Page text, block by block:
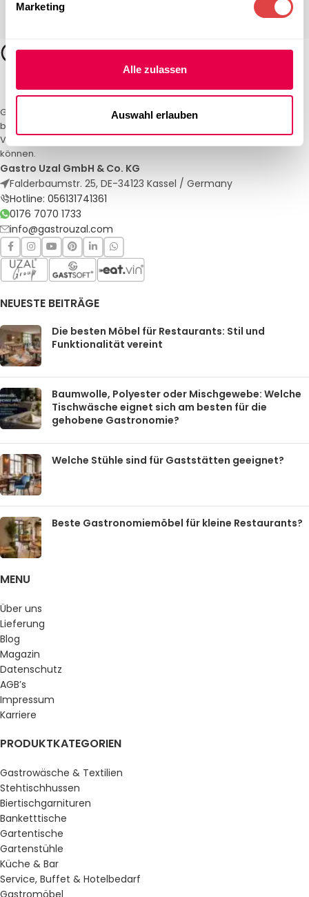
Marketing
Alle zulassen
Auswahl erlauben
Gastro Uzal – Ihr Spezialist für Gastronomiemöbel und -textilien. Wir
bieten maßgeschneiderte Lösungen für Restaurants, Hotels und
Veranstaltungen. Qualität und Service, auf die Sie sich verlassen
können.
Gastro Uzal GmbH & Co. KG
Falderbaumstr. 25, DE-34123 Kassel / Germany
Hotline: 056131741361
0176 7070 1733
info@gastrouzal.com
NEUESTE BEITRÄGE
Die besten Möbel für Restaurants: Stil und
Funktionalität vereint
Baumwolle, Polyester oder Mischgewebe: Welche
Tischwäsche eignet sich am besten für die
gehobene Gastronomie?
Welche Stühle sind für Gaststätten geeignet?
Beste Gastronomiemöbel für kleine Restaurants?
MENU
Über uns
Lieferung
Blog
Magazin
Datenschutz
AGB’s
Impressum
Karriere
PRODUKTKATEGORIEN
Gastrowäsche & Textilien
Stehtischhussen
Biertischgarnituren
Banketttische
Gartentische
Gartenstühle
Küche & Bar
Service, Buffet & Hotelbedarf